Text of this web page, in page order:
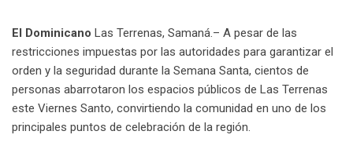
El Dominicano Las Terrenas, Samaná.– A pesar de las
restricciones impuestas por las autoridades para garantizar el
orden y la seguridad durante la Semana Santa, cientos de
personas abarrotaron los espacios públicos de Las Terrenas
este Viernes Santo, convirtiendo la comunidad en uno de los
principales puntos de celebración de la región.